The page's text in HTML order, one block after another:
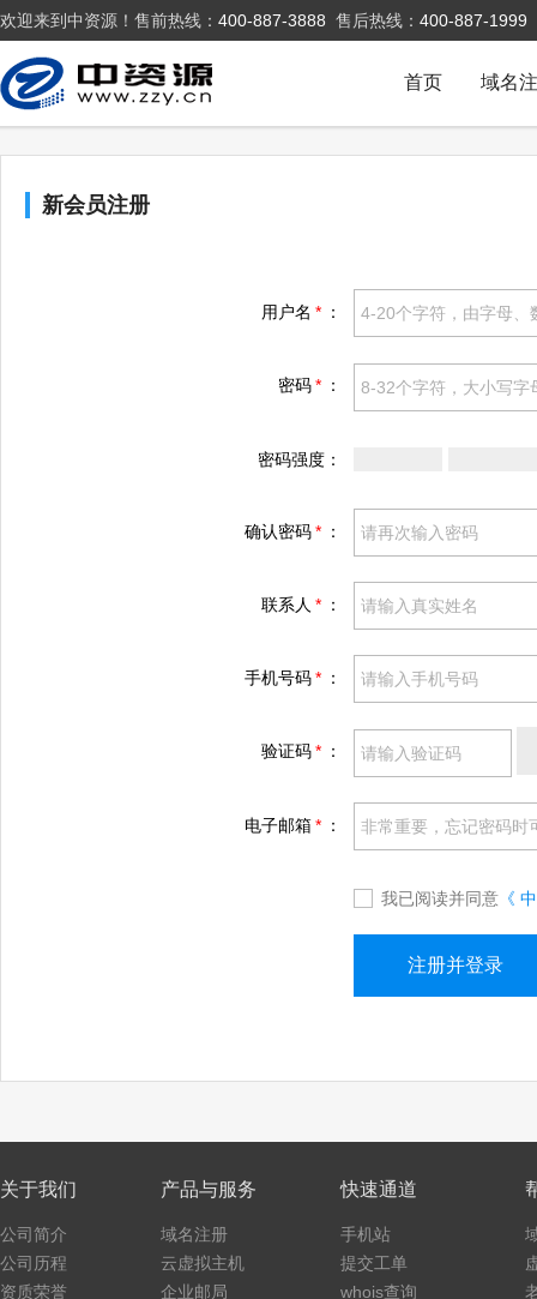
欢迎来到中资源！售前热线： 400-887-3888 售后热线： 400-887-1999
域名
首页
新会员注册
用户名 * ：
密码* ：
密码强度：
确认密码* ：
联系人 * ：
手机号码* ：
验证码* ：
电子邮箱* ：
我已阅读并同意 《
注册并登录
关于我们
公司简介
公司历程
资质荣誉
产品与服务
域名注册
云虚拟主机
企业邮局
快速通道
手机站
提交工单
whois查询